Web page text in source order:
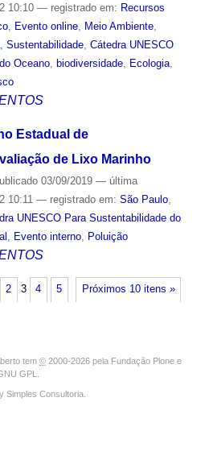
10:10 — registrado em: Recursos
, Evento online, Meio Ambiente,
, Sustentabilidade, Cátedra UNESCO
Oceano, biodiversidade, Ecologia,
Estadual de
de Lixo Marinho
03/09/2019 — última
10:11 — registrado em: São Paulo,
UNESCO Para Sustentabilidade do
, Evento interno, Poluição
Próximos 10 itens »
2 3 4 5
tem © 2000-2026 pela Fundação Plone e
GPL
Simples Consultoria